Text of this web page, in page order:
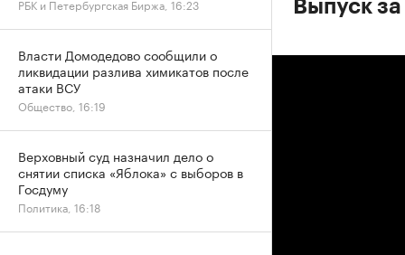
Выпуск
РБК и Петербургская Биржа, 16:23
Власти Домодедово сообщили о
ликвидации разлива химикатов после
атаки ВСУ
Общество, 16:19
Верховный суд назначил дело о
снятии списка «Яблока» с выборов в
Госдуму
Политика, 16:18